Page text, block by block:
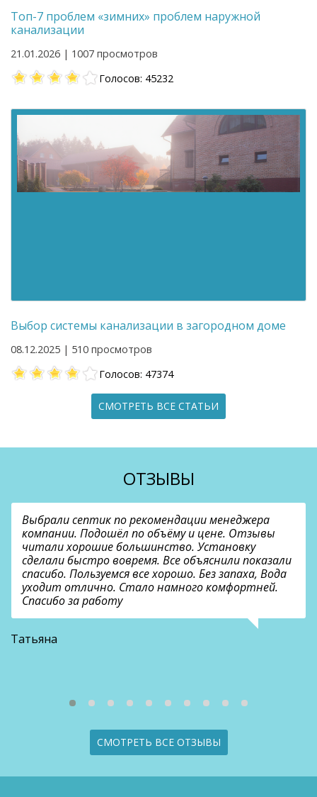
Топ-7 проблем «зимних» проблем наружной
канализации
21.01.2026 | 1007 просмотров
Голосов: 45232
Выбор системы канализации в загородном доме
08.12.2025 | 510 просмотров
Голосов: 47374
СМОТРЕТЬ ВСЕ СТАТЬИ
ОТЗЫВЫ
Выбрали септик по рекомендации менеджера
компании. Подошёл по объёму и цене. Отзывы
читали хорошие большинство. Установку
сделали быстро вовремя. Все объяснили показали
спасибо. Пользуемся все хорошо. Без запаха, Вода
уходит отлично. Стало намного комфортней.
Спасибо за работу
Татьяна
СМОТРЕТЬ ВСЕ ОТЗЫВЫ